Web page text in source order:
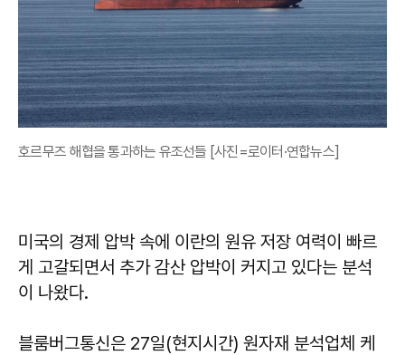
호르무즈 해협을 통과하는 유조선들 [사진=로이터·연합뉴스]
미국의 경제 압박 속에 이란의 원유 저장 여력이 빠르
게 고갈되면서 추가 감산 압박이 커지고 있다는 분석
이 나왔다.
블룸버그통신은 27일(현지시간) 원자재 분석업체 케